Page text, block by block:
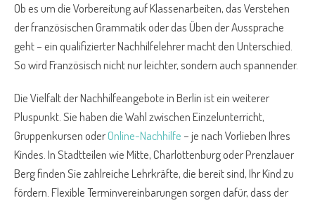
Ob es um die Vorbereitung auf Klassenarbeiten, das Verstehen
der französischen Grammatik oder das Üben der Aussprache
geht – ein qualifizierter Nachhilfelehrer macht den Unterschied.
So wird Französisch nicht nur leichter, sondern auch spannender.
Die Vielfalt der Nachhilfeangebote in Berlin ist ein weiterer
Pluspunkt. Sie haben die Wahl zwischen Einzelunterricht,
Gruppenkursen oderOnline-Nachhilfe– je nach Vorlieben Ihres
Kindes. In Stadtteilen wie Mitte, Charlottenburg oder Prenzlauer
Berg finden Sie zahlreiche Lehrkräfte, die bereit sind, Ihr Kind zu
fördern. Flexible Terminvereinbarungen sorgen dafür, dass der